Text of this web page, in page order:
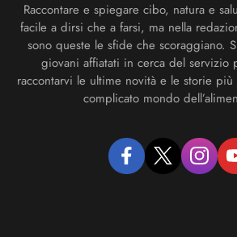
Raccontare e spiegare cibo, natura e
facile a dirsi che a farsi, ma nella
sono queste le sfide che scoraggiano.
giovani affiatati in cerca del servizio
raccontarvi le ultime novità e le storie
complicato mondo
facebooktwitter